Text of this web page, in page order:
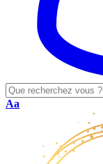
Aa